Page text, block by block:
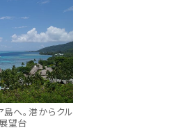
島へ。港からクル
望台